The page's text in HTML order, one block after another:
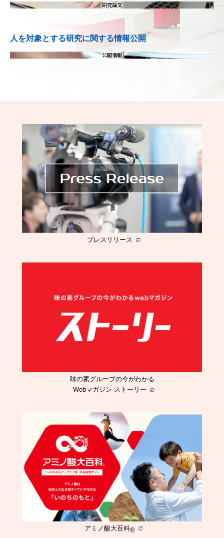
研究論文
人を対象とする研究に関する情報公開
公開情報
プレスリリース
味の素グループの今がわかる
Webマガジン ストーリー
アミノ酸大百科®